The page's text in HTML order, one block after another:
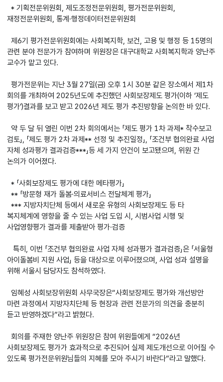
* 기획전문위원회, 제도조정전문위원회, 평가전문위원회,
재정전문위원회, 통계·행정데이터전문위원회
제6기 평가전문위원회에는 사회복지학, 보건, 고용 및 행정 등 15명의
관련 분야 전문가가 참여하며 위원장은 대구대학교 사회복지학과 양난주
교수가 맡고 있다.
평가전문위는 지난 3월 27일(금) 오후 1시 30분 같은 장소에서 제1차
회의를 개최하여 2025년도에 추진했던 사회보장제도 평가(이하 ‘제도
평가’)결과를 보고 받고 2026년 제도 평가 추진방향을 논의한 바 있다.
약 두 달 뒤 열린 이번 2차 회의에서는 「제도 평가 1차 과제* 착수보고
검토」, 「제도 평가 2차 과제** 선정 및 추진일정」, 「조건부 협의완료 사업
자체 성과평가 결과검증***」등 세 가지 안건이 보고됐으며, 위원 간
논의가 이어졌다.
* 「사회보장제도 평가에 대한 메타평가」
** 「방문형 재가 돌봄·의료서비스 전달체계 평가」
*** 지방자치단체 등에서 새로운 유형의 사회보장제도 등 타
복지체계에 영향을 줄 수 있는 사업 도입 시, 시범사업 시행 및
사업영향평가 결과를 제출받아 평가·검증
특히, 이번 「조건부 협의완료 사업 자체 성과평가 결과검증」은 「서울형
아이돌봄비 지원 사업」 등을 대상으로 이루어졌으며, 사업 성과 설명을
위해 서울시 담당자도 참석하였다.
임혜성 사회보장위원회 사무국장은“사회보장제도 평가와 개선방안
마련 과정에서 지방자치단체 등 현장과 관련 전문가의 의견을 충분히
듣고 반영하겠다”라고 밝혔다.
회의를 주재한 양난주 위원장은 참여 위원들에게 “2026년
사회보장제도 평가가 효과적으로 추진되어 실제 제도개선으로 이어질 수
있도록 평가전문위원님들의 지혜를 모아 주시기 바란다”라고 말했다.